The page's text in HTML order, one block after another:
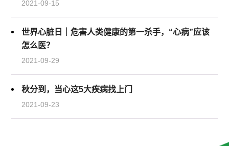
2021-09-15
世界心脏日｜危害人类健康的第一杀手，“心病”应该
怎么医？
2021-09-29
秋分到，当心这5大疾病找上门
2021-09-23